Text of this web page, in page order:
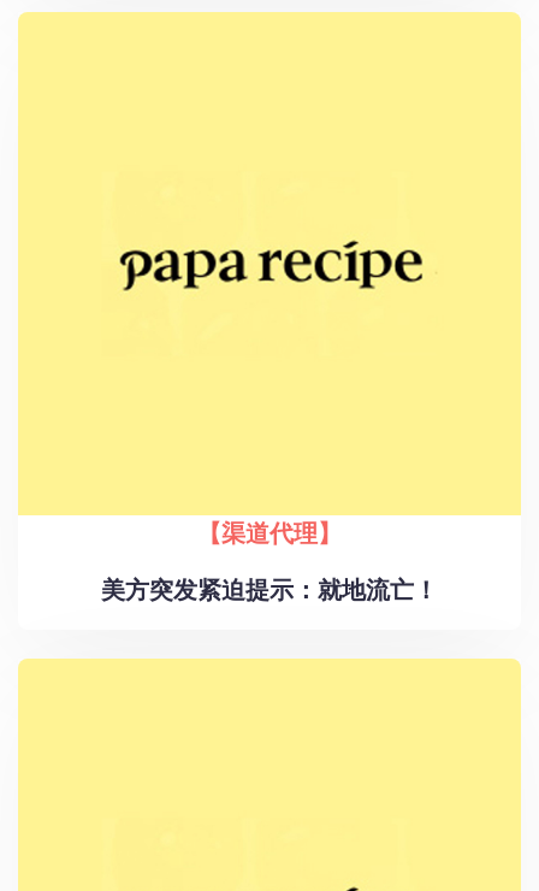
【渠道代理】
美方突发紧迫提示：就地流亡！